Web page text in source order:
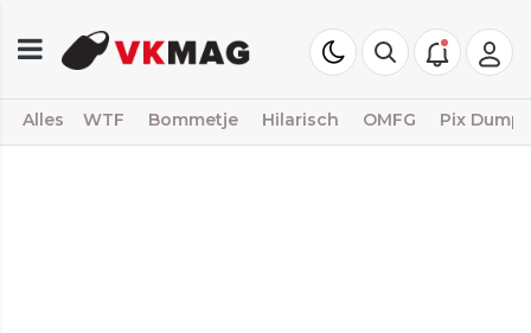
Alles WTF Bommetje Hilarisch OMFG Pix Dump